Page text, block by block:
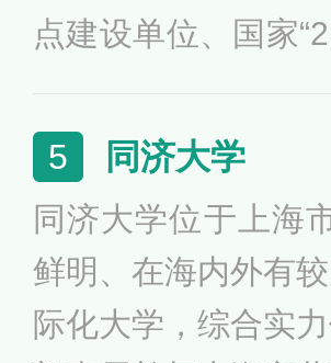
点建设单位、国家
划”、“2011计划”、
大学联盟、C9联盟
俄交通大学联盟等
5 同济大学
同济大学位于上海
鲜明、在海内外有
际化大学，综合实